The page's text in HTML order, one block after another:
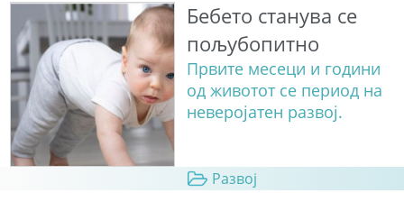
Бебето станува сe
пољубопитно
Првите месеци и години
од животот се период на
неверојатен развој.
Развој